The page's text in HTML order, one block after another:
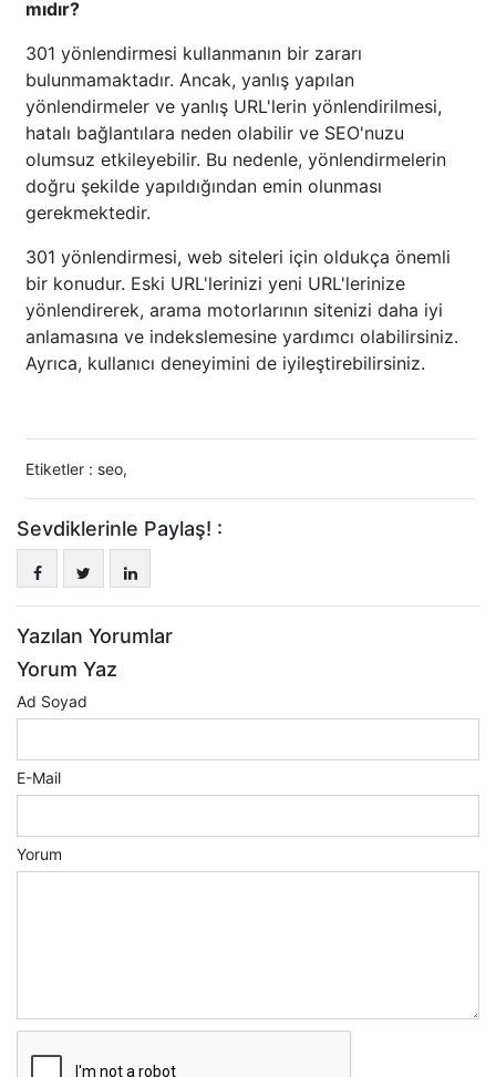
mıdır?
301 yönlendirmesi kullanmanın bir zararı
bulunmamaktadır. Ancak, yanlış yapılan
yönlendirmeler ve yanlış URL'lerin yönlendirilmesi,
hatalı bağlantılara neden olabilir ve SEO'nuzu
olumsuz etkileyebilir. Bu nedenle, yönlendirmelerin
doğru şekilde yapıldığından emin olunması
gerekmektedir.
301 yönlendirmesi, web siteleri için oldukça önemli
bir konudur. Eski URL'lerinizi yeni URL'lerinize
yönlendirerek, arama motorlarının sitenizi daha iyi
anlamasına ve indekslemesine yardımcı olabilirsiniz.
Ayrıca, kullanıcı deneyimini de iyileştirebilirsiniz.
Etiketler : seo,
Sevdiklerinle Paylaş! :
Yazılan Yorumlar
Yorum Yaz
Ad Soyad
E-Mail
Yorum